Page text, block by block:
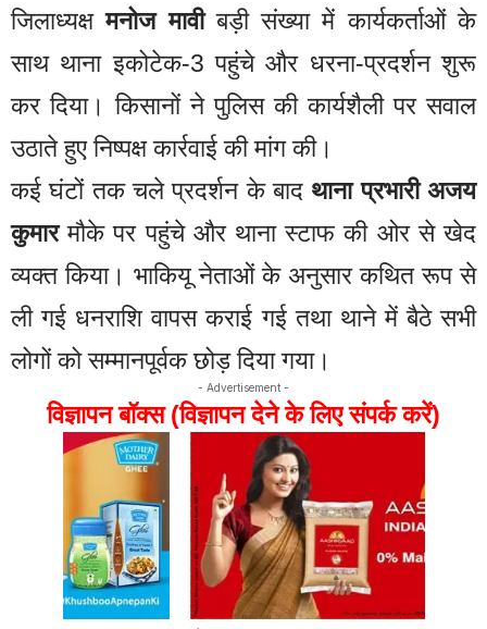
जिलाध्यक्षमनोज मावीबड़ी संख्या में कार्यकर्ताओं के
साथ थाना इकोटेक-3 पहुंचे और धरना-प्रदर्शन शुरू
कर दिया। किसानों ने पुलिस की कार्यशैली पर सवाल
उठाते हुए निष्पक्ष कार्रवाई की मांग की।
कई घंटों तक चले प्रदर्शन के बाद थाना प्रभारी अजय
कुमारमौके पर पहुंचे और थाना स्टाफ की ओर से खेद
व्यक्त किया। भाकियू नेताओं के अनुसार कथित रूप से
ली गई धनराशि वापस कराई गई तथा थाने में बैठे सभी
लोगों को सम्मानपूर्वक छोड़ दिया गया।
- Advertisement -
विज्ञापन बॉक्स (विज्ञापन देने के लिए संपर्क करें)